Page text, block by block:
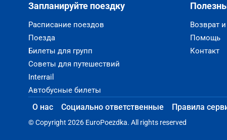
Запланируйте поездку
Расписание поездов
Поезда
Билеты для групп
Советы для путешествий
Interrail
Автобусные билеты
Возврат
Помощь
Контакт
О нас Социально ответственные Правила
© Copyright 2026 EuroPoezdka. All rights reserved